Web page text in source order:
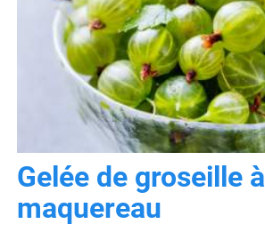
Gelée de groseille à
maquereau